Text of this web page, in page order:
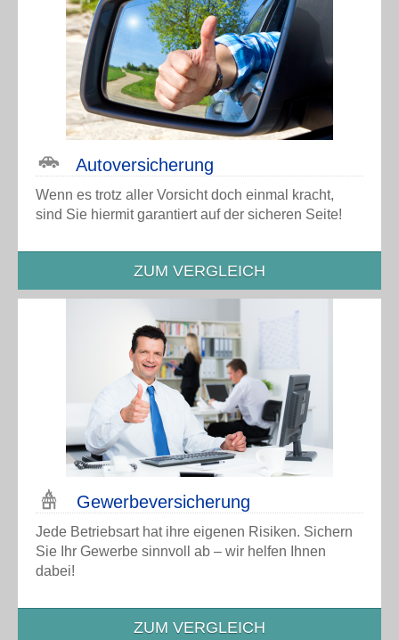
Auto­versicherung
Wenn es trotz aller Vorsicht doch einmal kracht,
sind Sie hiermit garantiert auf der sicheren Seite!
ZUM VERGLEICH
Gewerbe­versicherung
Jede Betriebsart hat ihre eigenen Risiken. Sichern
Sie Ihr Gewerbe sinnvoll ab – wir helfen Ihnen
dabei!
ZUM VERGLEICH